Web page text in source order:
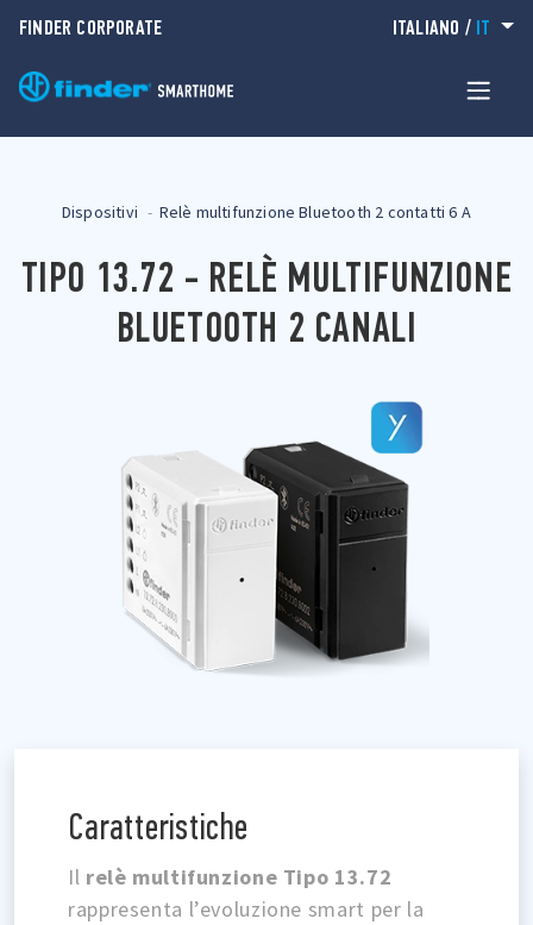
FINDER CORPORATE ITALIANO / IT
Dispositivi Relè multifunzione Bluetooth 2 contatti 6 A
TIPO 13.72 - RELÈ MULTIFUNZIONE
BLUETOOTH 2 CANALI
Caratteristiche
Il relè multifunzione Tipo 13.72
rappresenta l’evoluzione smart per la